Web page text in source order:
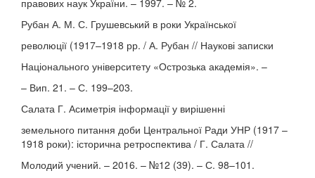
правових наук України. – 1997. – № 2.
Рубан А. М. С. Грушевський в роки Української
революції (1917–1918 рр. / А. Рубан // Наукові записки
Національного університету «Острозька академія». –
– Вип. 21. – С. 199–203.
Салата Г. Асиметрія інформації у вирішенні
земельного питання доби Центральної Ради УНР (1917 –
1918 роки): історична ретроспектива / Г. Салата //
Молодий учений. – 2016. – №12 (39). – С. 98–101.